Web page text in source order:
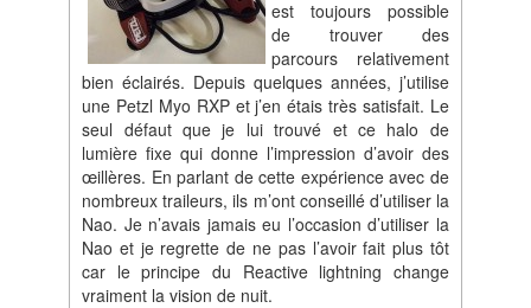
est toujours possible
de trouver des
parcours relativement
bien éclairés. Depuis quelques années, j’utilise
une Petzl Myo RXP et j’en étais très satisfait. Le
seul défaut que je lui trouvé et ce halo de
lumière fixe qui donne l’impression d’avoir des
œillères. En parlant de cette expérience avec de
nombreux traileurs, ils m’ont conseillé d’utiliser la
Nao. Je n’avais jamais eu l’occasion d’utiliser la
Nao et je regrette de ne pas l’avoir fait plus tôt
car le principe du Reactive lightning change
vraiment la vision de nuit.